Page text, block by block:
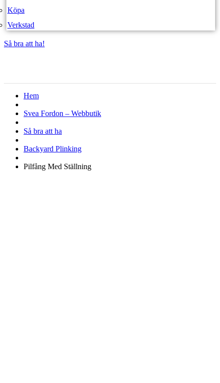
Köpa
Verkstad
Så bra att ha!
Hem
Svea Fordon – Webbutik
Så bra att ha
Backyard Plinking
Pilfång Med Ställning